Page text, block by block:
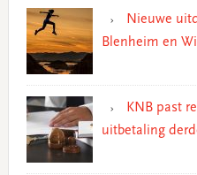
Nieuwe
Blenheim en
KNB past
uitbetaling